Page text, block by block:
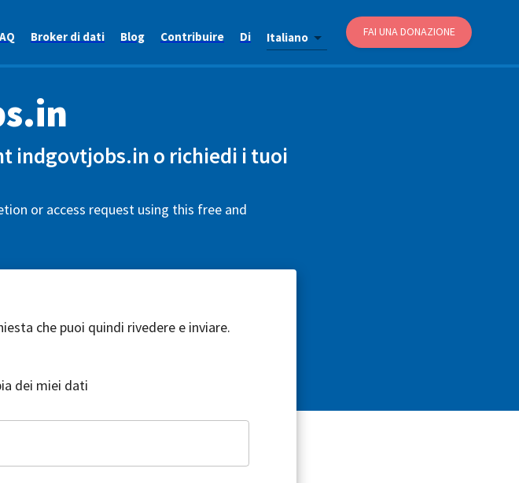
Broker di dati Blog Contribuire Di Italiano FAI UNA DONAZIONE
indgovtjobs.in o richiedi i tuoi
or access request using this free and
che puoi quindi rivedere e inviare.
dei miei dati